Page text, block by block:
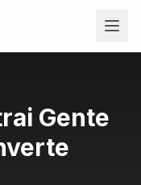
Gente